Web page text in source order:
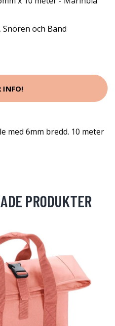
, Snören och Band
INFO!
med 6mm bredd. 10 meter
PRODUKTER